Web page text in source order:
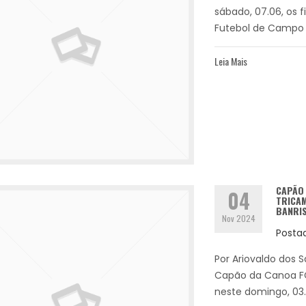
sábado, 07.06, os
Futebol de
Leia Mais
04
Nov 2024
Por Ariovaldo dos
Capão da Canoa
neste domingo,